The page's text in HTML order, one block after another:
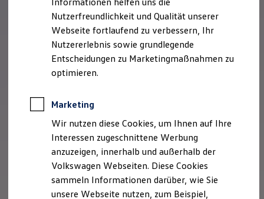
Sommer-Special
Reparatur, Pflege & Inspektion
Servicetermin anfragen
Service-Vorteile bei Volkswagen Nutzfahrzeuge
ServicePlus
Economy Service
Räder & Reifen Service
Ersatzfahrzeuge
Software, Konnektivität & Apps
California App
VW Connect für Ihren ID. Buzz
VW Connect für Ihren Transporter/Caravelle
VW Connect für Ihren Amarok
VW Connect für andere Modelle
Connect Pro
Fleet Interface Data
Multistop Pathfinder
Übersicht Software Updates
Nutzerfreundlichkeit und Qualität unserer
Webseite fortlaufend zu verbessern, Ihr
Nutzererlebnis sowie grundlegende
Entscheidungen zu Marketingmaßnahmen zu
optimieren.
Marketing
Wir nutzen diese Cookies, um Ihnen auf Ihre
Interessen zugeschnittene Werbung
anzuzeigen, innerhalb und außerhalb der
Volkswagen Webseiten. Diese Cookies
sammeln Informationen darüber, wie Sie
unsere Webseite nutzen, zum Beispiel,